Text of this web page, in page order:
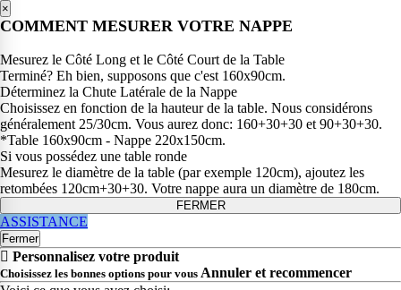
×
COMMENT MESURER VOTRE NAPPE
Mesurez le Côté Long et le Côté Court de la Table
Terminé? Eh bien, supposons que c'est 160x90cm.
Déterminez la Chute Latérale de la Nappe
Choisissez en fonction de la hauteur de la table. Nous considérons
généralement 25/30cm. Vous aurez donc: 160+30+30 et 90+30+30.
*Table 160x90cm - Nappe 220x150cm.
Si vous possédez une table ronde
Mesurez le diamètre de la table (par exemple 120cm), ajoutez les
retombées 120cm+30+30. Votre nappe aura un diamètre de 180cm.
FERMER
ASSISTANCE
Fermer
Personnalisez votre produit
Choisissez les bonnes options pour vous Annuler et recommencer